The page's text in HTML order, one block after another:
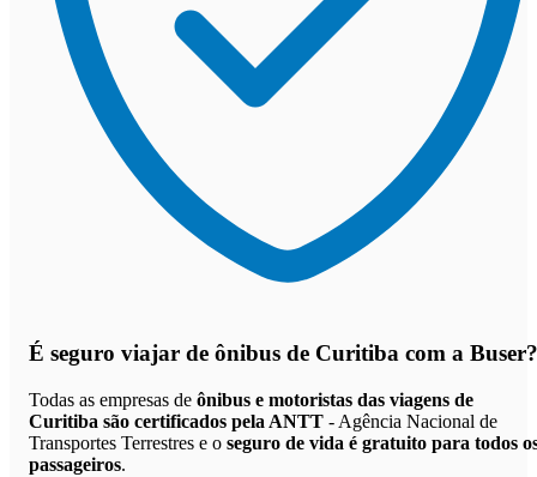
É seguro viajar de ônibus de Curitiba com a Buser?
Todas as empresas de ônibus e motoristas das viagens de
Curitiba são certificados pela ANTT - Agência Nacional de
Transportes Terrestres e o seguro de vida é gratuito para todos
passageiros.